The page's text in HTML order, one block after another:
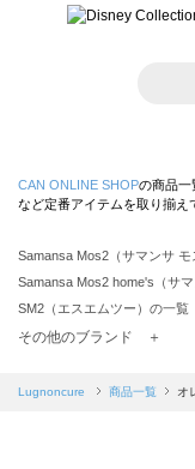
CAN ONLINE SHOPの商品一
など定番アイテムを取り揃え
Samansa Mos2（サマンサ
Samansa Mos2 home's（サ
SM2（エスエムツー）の一覧
TSUHARU by Samansa
Samansa Mos2 blue（サマン
その他のブランド ＋
Lugnoncure 商品一覧 オ